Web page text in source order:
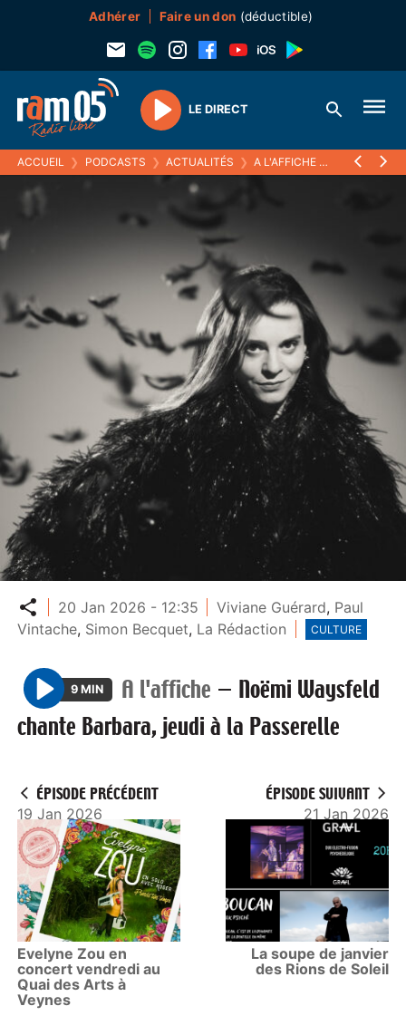
Adhérer Faire un don (déductible)
Play
LE DIRECT
ACCUEIL ❯ PODCASTS ❯ ACTUALITÉS ❯ A L'AFFICHE ❯ NOËMI
Partager
20 Jan 2026 - 12:35 Viviane Guérard, Paul
Vintache, Simon Becquet, La Rédaction CULTURE
P
l
9 MIN A l'affiche — Noëmi Waysfeld
chante Barbara, jeudi à la Passerelle
ÉPISODE PRÉCÉDENT
19 Jan 2026
Evelyne Zou en
concert vendredi au
Quai des Arts à
Veynes
ÉPISODE SUIVANT
21 Jan 2026
La soupe de janvier
des Rions de Soleil